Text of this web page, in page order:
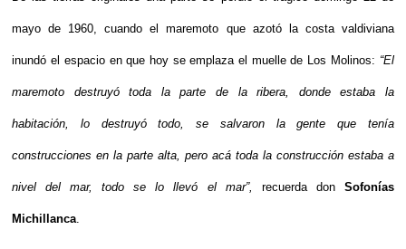
mayo de 1960, cuando el maremoto que azotó la costa valdiviana
inundó el espacio en que hoy se emplaza el muelle de Los Molinos: “El
maremoto destruyó toda la parte de la ribera, donde estaba la
habitación, lo destruyó todo, se salvaron la gente que tenía
construcciones en la parte alta, pero acá toda la construcción estaba a
nivel del mar, todo se lo llevó el mar”, recuerda don Sofonías
Michillanca.